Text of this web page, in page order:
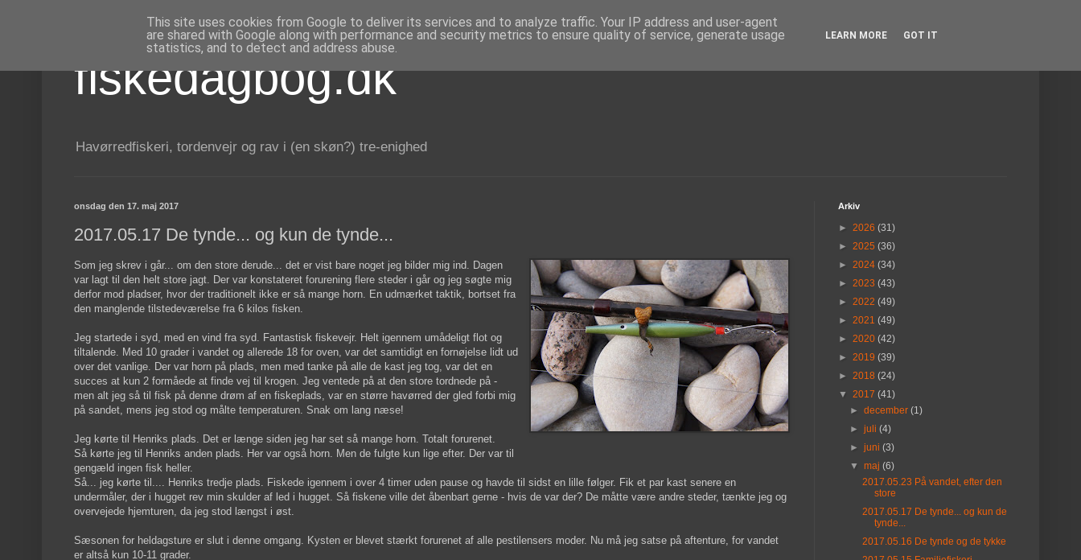
fiskedagbog.dk
Havørredfiskeri, tordenvejr og rav i (en skøn?) tre-enighed
onsdag den 17. maj 2017
2017.05.17 De tynde... og kun de tynde...
Som jeg skrev i går... om den store derude... det er vist bare noget jeg bilder mig ind. Dagen
var lagt til den helt store jagt. Der var konstateret forurening flere steder i går og jeg søgte mig
derfor mod pladser, hvor der traditionelt ikke er så mange horn. En udmærket taktik, bortset fra
den manglende tilstedeværelse fra 6 kilos fisken.
Jeg startede i syd, med en vind fra syd. Fantastisk fiskevejr. Helt igennem umådeligt flot og
tiltalende. Med 10 grader i vandet og allerede 18 for oven, var det samtidigt en fornøjelse lidt ud
over det vanlige. Der var horn på plads, men med tanke på alle de kast jeg tog, var det en
succes at kun 2 formåede at finde vej til krogen. Jeg ventede på at den store tordnede på -
men alt jeg så til fisk på denne drøm af en fiskeplads, var en større havørred der gled forbi mig
på sandet, mens jeg stod og målte temperaturen. Snak om lang næse!
Jeg kørte til Henriks plads. Det er længe siden jeg har set så mange horn. Totalt forurenet.
Så kørte jeg til Henriks anden plads. Her var også horn. Men de fulgte kun lige efter. Der var til
gengæld ingen fisk heller.
Så... jeg kørte til.... Henriks tredje plads. Fiskede igennem i over 4 timer uden pause og havde til sidst en lille følger. Fik et par kast senere en
undermåler, der i hugget rev min skulder af led i hugget. Så fiskene ville det åbenbart gerne - hvis de var der? De måtte være andre steder, tænkte jeg og
overvejede hjemturen, da jeg stod længst i øst.
Sæsonen for heldagsture er slut i denne omgang. Kysten er blevet stærkt forurenet af alle pestilensers moder. Nu må jeg satse på aftenture, for vandet
er altså kun 10-11 grader.
Arkiv
► 2026 (31)
► 2025 (36)
► 2024 (34)
► 2023 (43)
► 2022 (49)
► 2021 (49)
► 2020 (42)
► 2019 (39)
► 2018 (24)
▼ 2017 (41)
►december(1)
►juli(4)
►juni(3)
▼maj(6)
2017.05.23 På vandet, efter den
store
2017.05.17 De tynde... og kun de
tynde...
2017.05.16 De tynde og de tykke
This site uses cookies from Google to deliver its services and to analyze traffic. Your IP address and user-agent
are shared with Google along with performance and security metrics to ensure quality of service, generate usage
statistics, and to detect and address abuse.
LEARN MORE GOT IT